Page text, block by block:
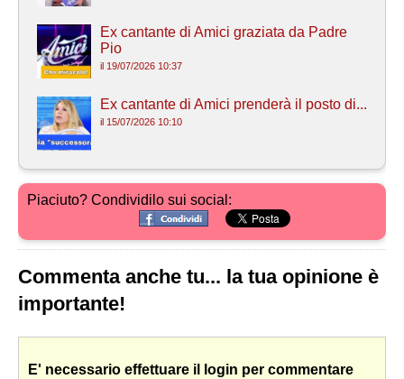
Ex cantante di Amici graziata da Padre
Pio
il 19/07/2026 10:37
Ex cantante di Amici prenderà il posto di...
il 15/07/2026 10:10
Piaciuto? Condividilo sui social:
Commenta anche tu... la tua opinione è
importante!
E' necessario effettuare il login per commentare